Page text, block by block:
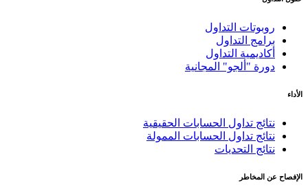
روبوتات التداول
برامج التداول
أكاديمية التداول
دورة "ألجو" المجانية
الأداء
نتائج تداول الحسابات الحقيقية
نتائج تداول الحسابات الممولة
نتائج التحديات
الإفصاح عن المخاطر